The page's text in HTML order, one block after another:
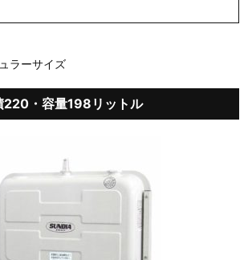
ラーサイズ
・容量198リットル